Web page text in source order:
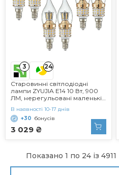
3 24
Старовинні світлодіодні
лампи ZYUJIA E14 10 Вт, 900
ЛМ, нерегульовані маленькі
світлодіодні свічкові лампи,
тепло-білі енергозберігаючі
лампи 3000 К (еквівалент 90
Вт) 6 упаковок
3 029 ₴
В наявності 10-17 днів
+30 бонусів
Показано 1 по 24 із